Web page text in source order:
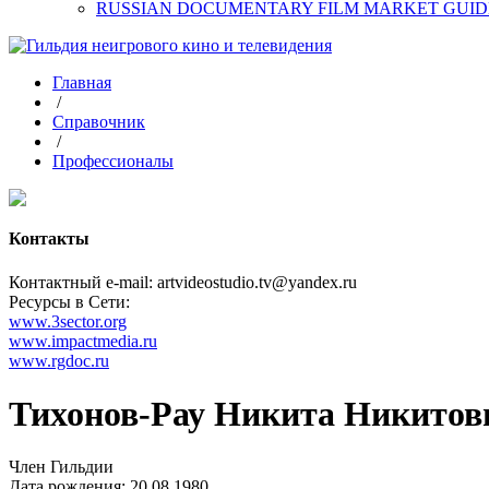
RUSSIAN DOCUMENTARY FILM MARKET
Главная
/
Справочник
/
Профессионалы
Контакты
Контактный e-mail: artvideostudio.tv@yandex.ru
Ресурсы в Сети:
www.3sector.org
www.impactmedia.ru
www.rgdoc.ru
Тихонов-Рау Никита
Член Гильдии